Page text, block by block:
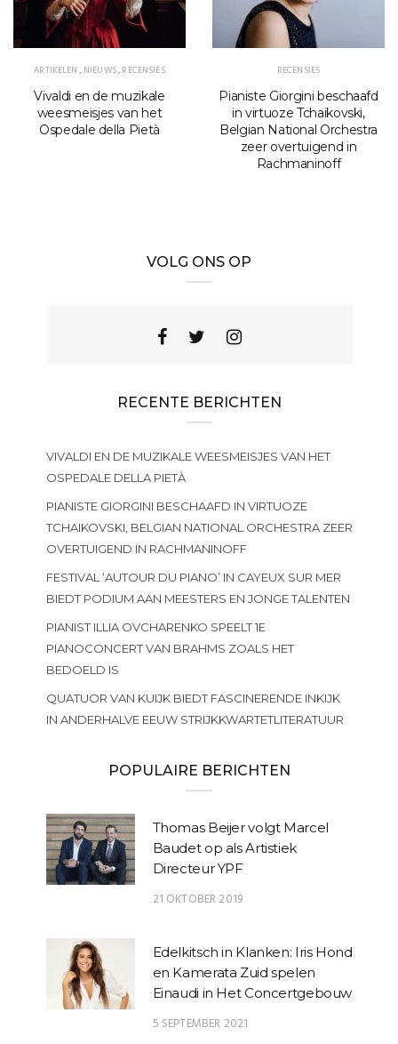
ARTIKELEN ,NIEUWS,RECENSIES
Vivaldi en de muzikale
weesmeisjes van het
Ospedale della Pietà
RECENSIES
Pianiste Giorgini beschaafd
in virtuoze Tchaikovski,
Belgian National Orchestra
zeer overtuigend in
Rachmaninoff
VOLG ONS OP
RECENTE BERICHTEN
VIVALDI EN DE MUZIKALE WEESMEISJES VAN HET
OSPEDALE DELLA PIETÀ
PIANISTE GIORGINI BESCHAAFD IN VIRTUOZE
TCHAIKOVSKI, BELGIAN NATIONAL ORCHESTRA ZEER
OVERTUIGEND IN RACHMANINOFF
FESTIVAL ‘AUTOUR DU PIANO’ IN CAYEUX SUR MER
BIEDT PODIUM AAN MEESTERS EN JONGE TALENTEN
PIANIST ILLIA OVCHARENKO SPEELT 1E
PIANOCONCERT VAN BRAHMS ZOALS HET
BEDOELD IS
QUATUOR VAN KUIJK BIEDT FASCINERENDE INKIJK
IN ANDERHALVE EEUW STRIJKKWARTETLITERATUUR
POPULAIRE BERICHTEN
Thomas Beijer volgt Marcel
Baudet op als Artistiek
Directeur YPF
21 OKTOBER 2019
Edelkitsch in Klanken: Iris Hond
en Kamerata Zuid spelen
Einaudi in Het Concertgebouw
5 SEPTEMBER 2021